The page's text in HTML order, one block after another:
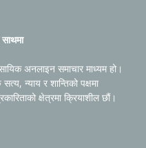
अनलाइन समाचार माध्यम हो।
न्याय र शान्तिको पक्षमा
क्षेत्रमा क्रियाशील छौं।